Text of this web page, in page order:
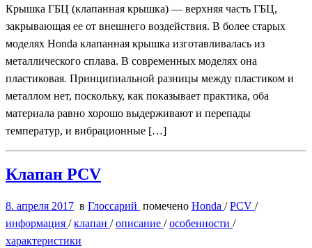
Крышка ГБЦ (клапанная крышка) — верхняя часть ГБЦ,
закрывающая ее от внешнего воздействия. В более старых
моделях Honda клапанная крышка изготавливалась из
металлического сплава. В современных моделях она
пластиковая. Принципиальной разницы между пластиком и
металлом нет, поскольку, как показывает практика, оба
материала равно хорошо выдерживают и перепады
температур, и вибрационные […]
Клапан PCV
8. апреля 2017 в Глоссарий помечено Honda /PCV /
информация /клапан /описание /особенности /
характеристики